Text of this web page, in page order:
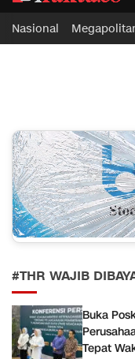
ifakta.co
#pastibenar
Nasional
#THR WAJIB
Buka
Tepat